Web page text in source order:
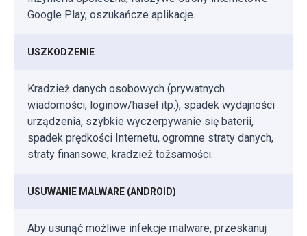
Google Play, oszukańcze aplikacje.
USZKODZENIE
Kradzież danych osobowych (prywatnych
wiadomości, loginów/haseł itp.), spadek wydajności
urządzenia, szybkie wyczerpywanie się baterii,
spadek prędkości Internetu, ogromne straty danych,
straty finansowe, kradzież tożsamości.
USUWANIE MALWARE (ANDROID)
Aby usunąć możliwe infekcje malware, przeskanuj